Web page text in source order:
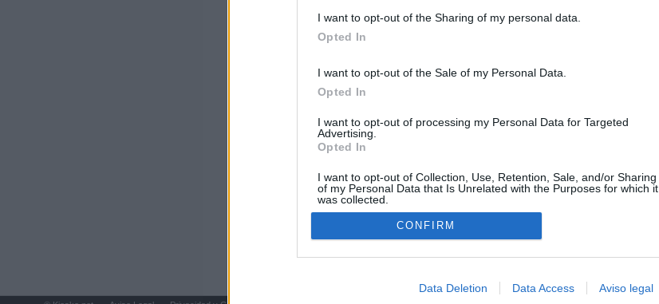
I want to opt-out of the Sharing of my personal data.
Opted In
I want to opt-out of the Sale of my Personal Data.
Opted In
I want to opt-out of processing my Personal Data for Targeted
Advertising.
Opted In
I want to opt-out of Collection, Use, Retention, Sale, and/or Sharing
of my Personal Data that Is Unrelated with the Purposes for which it
was collected.
Opted In
CONFIRM
Data Deletion Data Access Aviso legal
Última hora política, en directo: Interior reitera que los controles a viajeros
Más de 800.000 turistas y unos 60.000 italianos residentes en Canarias tendrán
España impone controles a los viajeros procedentes de Italia tras el rechazo de
Qué hay detrás de la embestida de Meloni contra España por la crisis de Ceuta
Sira Rego: "Es incomprensible que 70.000 personas se muevan sin que
Marruecos supiera algo"